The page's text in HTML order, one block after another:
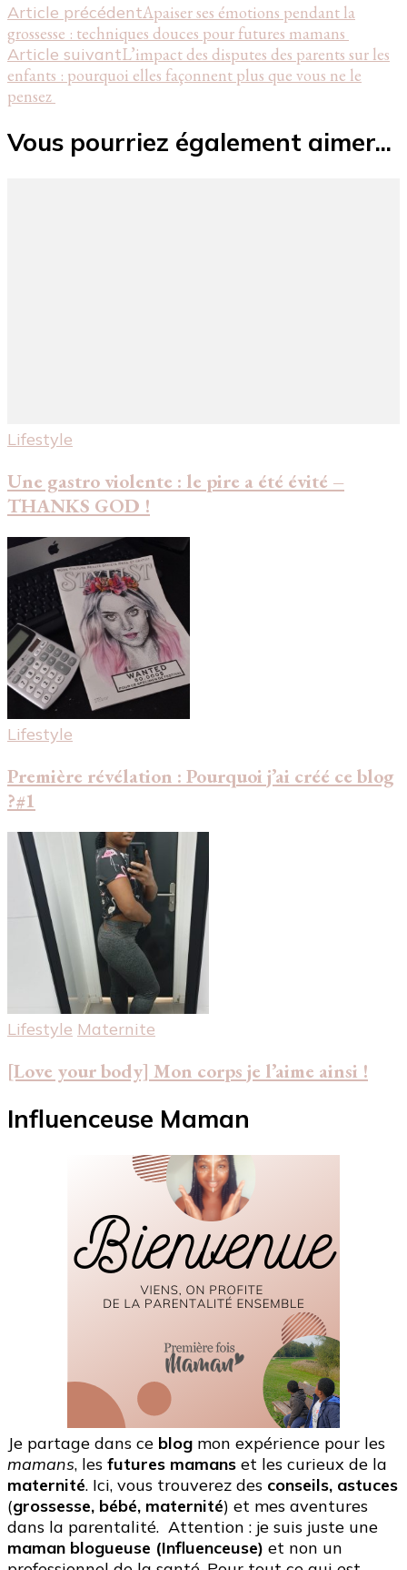
Navigation
d'article
Article précédentApaiser ses émotions pendant la
grossesse : techniques douces pour futures mamans
Article suivantL’impact des disputes des parents sur les
enfants : pourquoi elles façonnent plus que vous ne le
pensez
Vous pourriez également aimer...
Lifestyle
Une gastro violente : le pire a été évité –
THANKS GOD !
Lifestyle
Première révélation : Pourquoi j’ai créé ce blog
?#1
Lifestyle Maternite
[Love your body] Mon corps je l’aime ainsi !
Influenceuse Maman
Je partage dans ce blog mon expérience pour les
mamans, les futures mamans et les curieux de la
maternité. Ici, vous trouverez des conseils, astuces
(grossesse, bébé, maternité) et mes aventures
dans la parentalité. Attention : je suis juste une
maman blogueuse (Influenceuse) et non un